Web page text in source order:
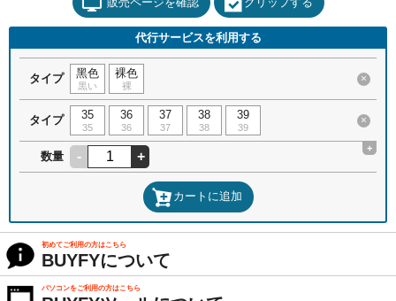
代行サービスを利用する
タイプ 黑色
黒い
裸色
裸
×
タイプ 35
35
36
36
37
37
38
38
39
39
×
数量 - +
+
カートに追加
初めてご利用の方はこちら
BUYFYについて
パソコンをご利用の方はこちら